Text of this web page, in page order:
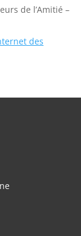
de l’Amitié –
des